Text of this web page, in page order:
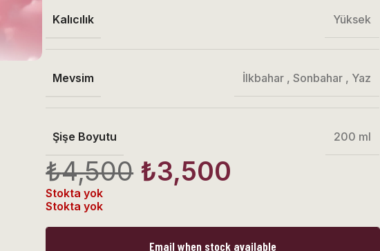
Kalıcılık
Yüksek
Mevsim İlkbahar ,Sonbahar , Yaz
Şişe Boyutu 200 ml
₺4,500 ₺3,500
Stokta yok
Stokta yok
Email when stock available